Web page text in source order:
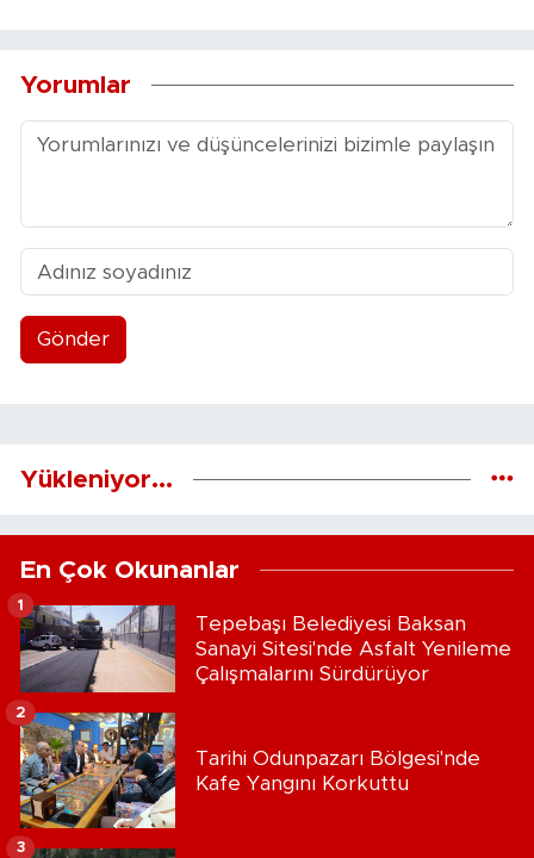
Yorumlar
Gönder
Yükleniyor...
En Çok Okunanlar
Tepebaşı Belediyesi Baksan
Sanayi Sitesi'nde Asfalt Yenileme
Çalışmalarını Sürdürüyor
1
Tarihi Odunpazarı Bölgesi'nde
Kafe Yangını Korkuttu
2
3